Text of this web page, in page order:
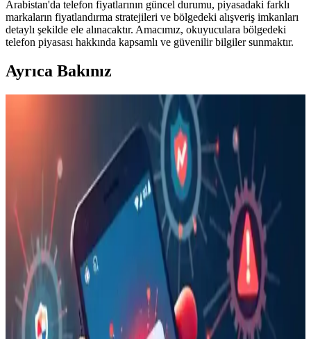
Arabistan'da telefon fiyatlarının güncel durumu, piyasadaki farklı
markaların fiyatlandırma stratejileri ve bölgedeki alışveriş imkanları
detaylı şekilde ele alınacaktır. Amacımız, okuyuculara bölgedeki
telefon piyasası hakkında kapsamlı ve güvenilir bilgiler sunmaktır.
Ayrıca Bakınız
Ally 9.0 Akıllı Tahta, Tablet ve Telefon Stylus
Kalem: Yüksek Hassasiyetli ve Ergonomik Tasarım
Ally 9.0 stylus kalem, yüksek hassasiyet, uyumluluk ve ergonomik
tasarımıyla akıllı tahta, tablet ve telefonlarda pratik kullanım sağlar,
yoğun çalışma ve eğitim ortamlarına uygun bir seçenektir.
16 Gün Kar Altında Kalan iPhone'un Dayanıklılığı
ve Soğukta Elektronik Performansı
Saskatchewan'da 16 gün kar altında kalan iPhone, karın izolasyon
etkisi sayesinde çalışmaya devam etti. Soğuk hava batarya
performansını yavaşlatırken, kar cihazı korudu ve uzun süre konum
güncellemesi sağladı.
Apple'ın Reddettiği iPhone Fold Flip Tasarımı ve
Katlanabilir Telefonların Geleceği Üzerine İnceleme